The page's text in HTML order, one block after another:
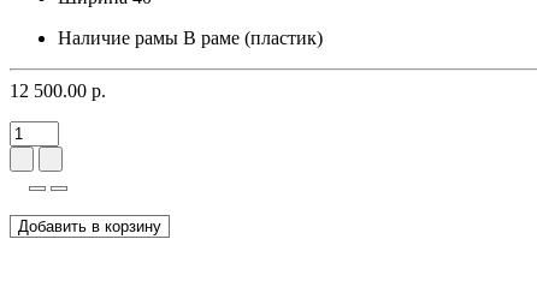
Наличие рамы В раме (пластик)
12 500.00 р.
Добавить в корзину